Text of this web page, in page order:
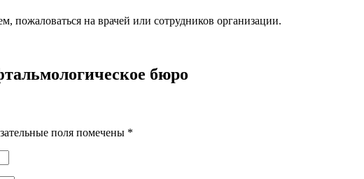
на врачей или сотрудников организации.
бюро
поля помечены *